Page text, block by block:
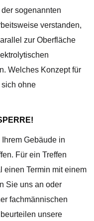
sogenannten
verstanden,
zur Oberfläche
Welches Konzept für
sich ohne
Gebäude in
Für ein Treffen
einen Termin mit einem
Sie uns an oder
fachmännischen
unsere